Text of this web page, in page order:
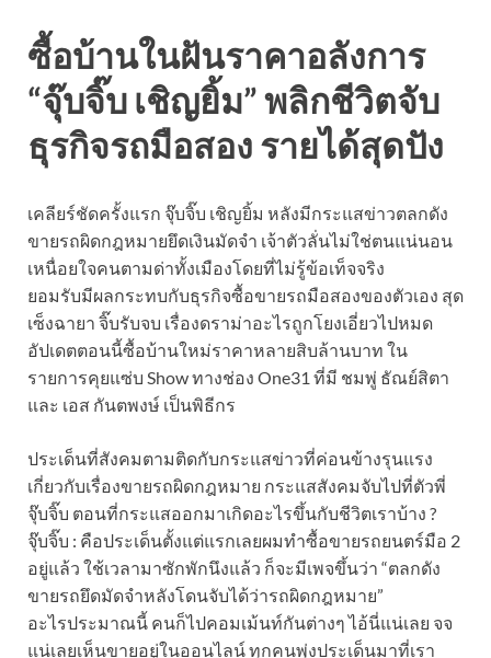
ซื้อบ้านในฝันราคาอลังการ
“จุ๊บจิ๊บ เชิญยิ้ม” พลิกชีวิตจับ
ธุรกิจรถมือสอง รายได้สุดปัง
เคลียร์ชัดครั้งแรก จุ๊บจิ๊บ เชิญยิ้ม หลังมีกระแสข่าวตลกดัง
ขายรถผิดกฎหมายยึดเงินมัดจำ เจ้าตัวลั่นไม่ใช่ตนแน่นอน
เหนื่อยใจคนตามด่าทั้งเมืองโดยที่ไม่รู้ข้อเท็จจริง
ยอมรับมีผลกระทบกับธุรกิจซื้อขายรถมือสองของตัวเอง สุด
เซ็งฉายา จิ๊บรับจบ เรื่องดราม่าอะไรถูกโยงเอี่ยวไปหมด
อัปเดตตอนนี้ซื้อบ้านใหม่ราคาหลายสิบล้านบาท ใน
รายการคุยแซ่บ Show ทางช่อง One31 ที่มี ชมพู่ ธัณย์สิตา
และ เอส กันตพงษ์ เป็นพิธีกร
ประเด็นที่สังคมตามติดกับกระแสข่าวที่ค่อนข้างรุนแรง
เกี่ยวกับเรื่องขายรถผิดกฎหมาย กระแสสังคมจับไปที่ตัวพี่
จุ๊บจิ๊บ ตอนที่กระแสออกมาเกิดอะไรขึ้นกับชีวิตเราบ้าง ?
จุ๊บจิ๊บ : คือประเด็นตั้งแต่แรกเลยผมทำซื้อขายรถยนตร์มือ 2
อยู่แล้ว ใช้เวลามาซักพักนึงแล้ว ก็จะมีเพจขึ้นว่า “ตลกดัง
ขายรถยึดมัดจำหลังโดนจับได้ว่ารถผิดกฎหมาย”
อะไรประมาณนี้ คนก็ไปคอมเม้นท์กันต่างๆ ไอ้นี่แน่เลย จจ
แน่เลยเห็นขายอยู่ในออนไลน์ ทุกคนพุ่งประเด็นมาที่เรา